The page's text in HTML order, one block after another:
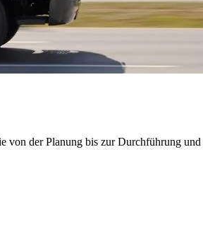
von der Planung bis zur Durchführung